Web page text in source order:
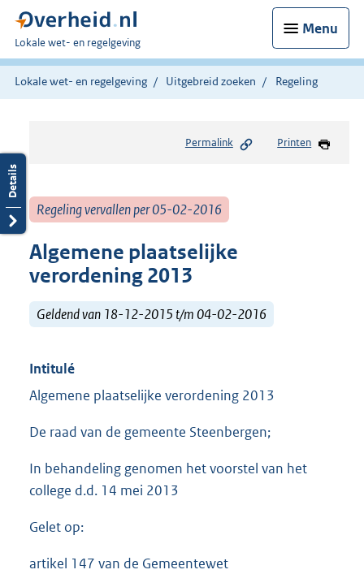
Menu
U
bent
hier:
Lokale wet- en regelgeving
Lokale wet- en regelgeving Uitgebreid zoeken Regeling
Permalink Printen
Regeling vervallen per 05-02-2016
Algemene plaatselijke
verordening 2013
Geldend van 18-12-2015 t/m 04-02-2016
Intitulé
Algemene plaatselijke verordening 2013
De raad van de gemeente Steenbergen;
In behandeling genomen het voorstel van het
college d.d. 14 mei 2013
Gelet op:
artikel 147 van de Gemeentewet